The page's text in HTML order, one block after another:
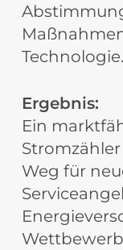
Technologie.
Ergebnis:
Ein
Weg für